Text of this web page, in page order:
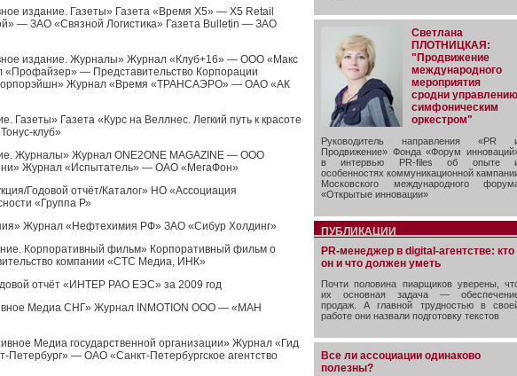
издание. Газеты» Газета «Время Х5» — Х5 Retail
— ЗАО «Связной Логистика» Газета Bulletin — ЗАО
издание. Журналы» Журнал «Клуб+16» — ООО «Макс
«Профайзер» — Представительство Корпорации
Журнал «Время «ТРАНСАЭРО» — ОАО «АК
Газеты» Газета «Курс на Веллнес. Легкий путь к красоте
клуб»
Журналы» Журнал ONE2ONE MAGAZINE — ООО
Журнал «Испытатель» — ОАО «МегаФон»
Годовой отчёт/Каталог» НО «Ассоциация
«Группа Р»
Журнал «Нефтехимия РФ» ЗАО «Сибур Холдинг»
Корпоративный фильм» Корпоративный фильм о
компании «СТС Медиа, ИНК»
отчёт «ИНТЕР РАО ЕЭС» за 2009 год
Медиа СНГ» Журнал INMOTION ООО — «МАН
Медиа государственной организации» Журнал «Гид
Петербург» — ОАО «Санкт-Петербургское агентство
Светлана
ПЛОТНИЦКАЯ:
"Продвижение
международного
мероприятия
сродни управлению
симфоническим
оркестром"
Руководитель направления «PR
Продвижение» Фонда «Форум
в интервью PR-files об опыте
особенностях коммуникационной
Московского международного
«Открытые инновации»
ПУБЛИКАЦИИ
PR-менеджер в digital-агентстве: кто
он и что должен уметь
Почти половина пиарщиков уверены,
их основная задача —
продаж. А главной трудностью в
работе они назвали подготовку текстов
Все ли ассоциации одинаково
полезны?